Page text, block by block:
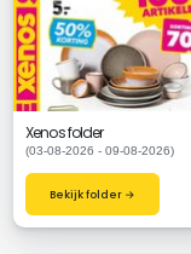
Xenos folder
(03-08-2026 - 09-08-2026)
Bekijk folder →